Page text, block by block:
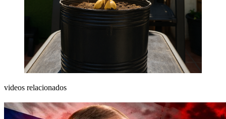
videos relacionados